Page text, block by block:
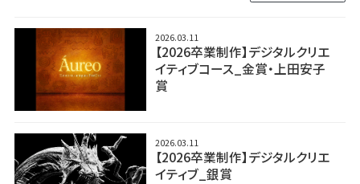
2026.03.11
【2026卒業制作】デジタルクリエ
イティブコース_金賞・上田安子
賞
2026.03.11
【2026卒業制作】デジタルクリエ
イティブ_銀賞